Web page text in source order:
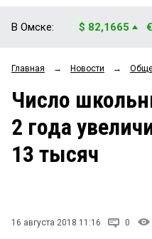
ОБЩЕСТВО
ЗАКОН
НОВОСТИ КОМПАНИЙ
В Омске: $ 82,1665
Главная → Новости →
Число
2 года
13 тысяч
16 августа 2018 11:16 0